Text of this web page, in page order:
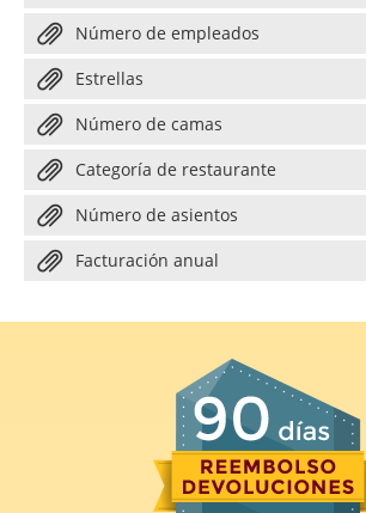
Número de empleados
Estrellas
Número de camas
Categoría de restaurante
Número de asientos
Facturación anual